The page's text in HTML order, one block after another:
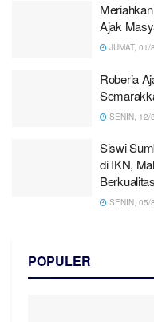
Ajak
JUMAT,
Roberia
SENIN, 12/
Siswi
di IKN,
Berkualitas
SENIN, 05/
POPULER